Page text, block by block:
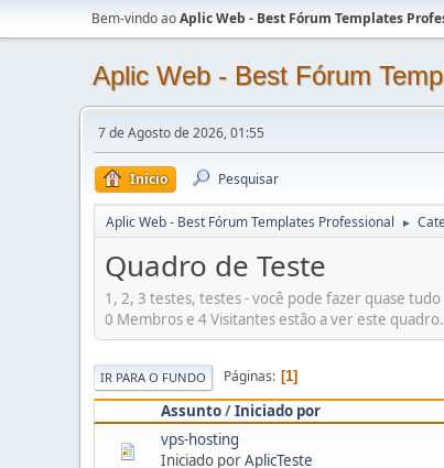
Bem-vindo aoAplic Web - Best Fórum Templates
Aplic Web - Best Fórum
7 de Agosto de 2026, 01:55
Início Pesquisar
Aplic Web - Best Fórum Templates Professional ►
Quadro de Teste
1, 2, 3 testes, testes - você pode fazer quase
0 Membros e 4 Visitantes estão a ver este quadro.
IR PARA O FUNDO Páginas 1
Assunto/Iniciado por
vps-hosting
Iniciado porAplicTeste